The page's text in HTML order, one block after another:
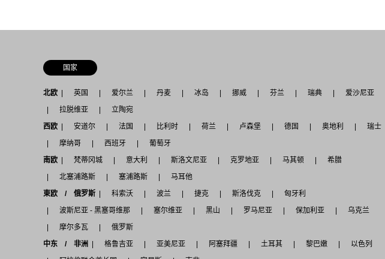
国家
北欧 英国 爱尔兰 丹麦 冰岛 挪威 芬兰 瑞典
爱沙尼亚
拉脱维亚
立陶宛
西欧
安道尔 法国 比利时 荷兰 卢森堡 德国 奥地利
瑞士
摩纳哥
西班牙
葡萄牙
南欧
梵蒂冈城 意大利 斯洛文尼亚 克罗地亚 马其顿
希腊
北塞浦路斯
塞浦路斯
马耳他
東欧 / 俄罗斯
科索沃 波兰 捷克 斯洛伐克
匈牙利
波斯尼亚 - 黑塞哥维那
塞尔维亚 黑山 罗马尼亚 保加利亚
乌克兰
摩尔多瓦
俄罗斯
中东 / 非洲
格鲁吉亚 亚美尼亚 阿塞拜疆 土耳其 黎巴嫩
以色列